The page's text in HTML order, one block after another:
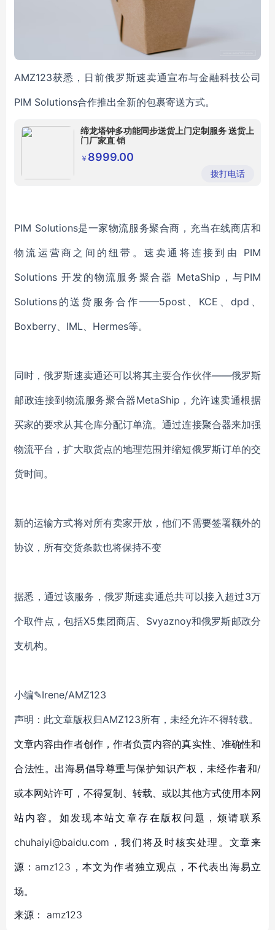
AMZ123获悉，日前俄罗斯速卖通宣布与金融科技公司
PIM Solutions合作推出全新的包裹寄送方式。
缔龙塔钟多功能同步送货上门定制服务 送货上
门厂家直 销
￥ 8999.00
拨打电话
PIM Solutions是一家物流服务聚合商，充当在线商店和
物流运营商之间的纽带。速卖通将连接到由 PIM
Solutions 开发的物流服务聚合器 MetaShip，与PIM
Solutions的送货服务合作——5post、KCE、dpd、
Boxberry、IML、Hermes等。
同时，俄罗斯速卖通还可以将其主要合作伙伴——俄罗斯
邮政连接到物流服务聚合器MetaShip，允许速卖通根据
买家的要求从其仓库分配订单流。通过连接聚合器来加强
物流平台，扩大取货点的地理范围并缩短俄罗斯订单的交
货时间。
新的运输方式将对所有卖家开放，他们不需要签署额外的
协议，所有交货条款也将保持不变
据悉，通过该服务，俄罗斯速卖通总共可以接入超过3万
个取件点，包括X5集团商店、Svyaznoy和俄罗斯邮政分
支机构。
小编✎Irene/AMZ123
声明：此文章版权归AMZ123所有，未经允许不得转载。
文章内容由作者创作，作者负责内容的真实性、准确性和
合法性。出海易倡导尊重与保护知识产权，未经作者和/
或本网站许可，不得复制、转载、或以其他方式使用本网
站内容。如发现本站文章存在版权问题，烦请联系
chuhaiyi@baidu.com，我们将及时核实处理。文章来
源：amz123，本文为作者独立观点，不代表出海易立
场。
来源： amz123